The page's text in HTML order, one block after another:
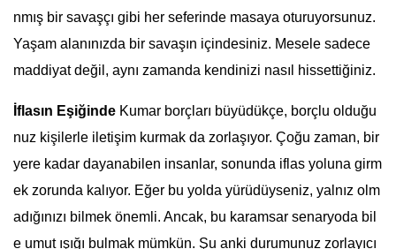
nmış bir savaşçı gibi her seferinde masaya oturuyorsunuz.
Yaşam alanınızda bir savaşın içindesiniz. Mesele sadece
maddiyat değil, aynı zamanda kendinizi nasıl hissettiğiniz.
İflasın Eşiğinde Kumar borçları büyüdükçe, borçlu olduğu
nuz kişilerle iletişim kurmak da zorlaşıyor. Çoğu zaman, bir
yere kadar dayanabilen insanlar, sonunda iflas yoluna girm
ek zorunda kalıyor. Eğer bu yolda yürüdüyseniz, yalnız olm
adığınızı bilmek önemli. Ancak, bu karamsar senaryoda bil
e umut ışığı bulmak mümkün. Şu anki durumunuz zorlayıcı